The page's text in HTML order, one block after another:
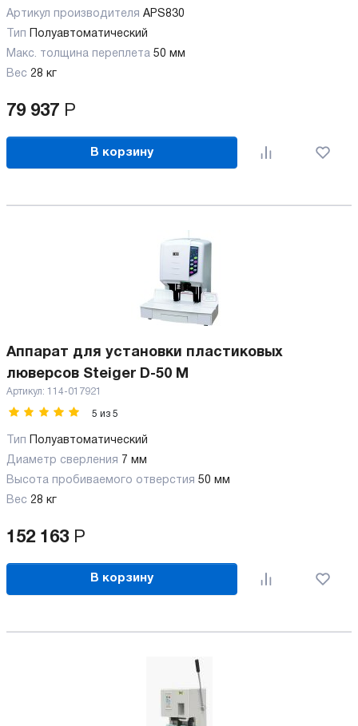
Артикул производителя APS830
Тип
Полуавтоматический
Макс. толщина переплета 50 мм
Вес 28 кг
79 937 Р
В корзину
Аппарат для установки пластиковых
люверсов Steiger D-50 M
Артикул: 114-017921
5 из 5
Тип
Полуавтоматический
Диаметр сверления 7 мм
Высота пробиваемого отверстия 50 мм
Вес 28 кг
152 163 Р
В корзину